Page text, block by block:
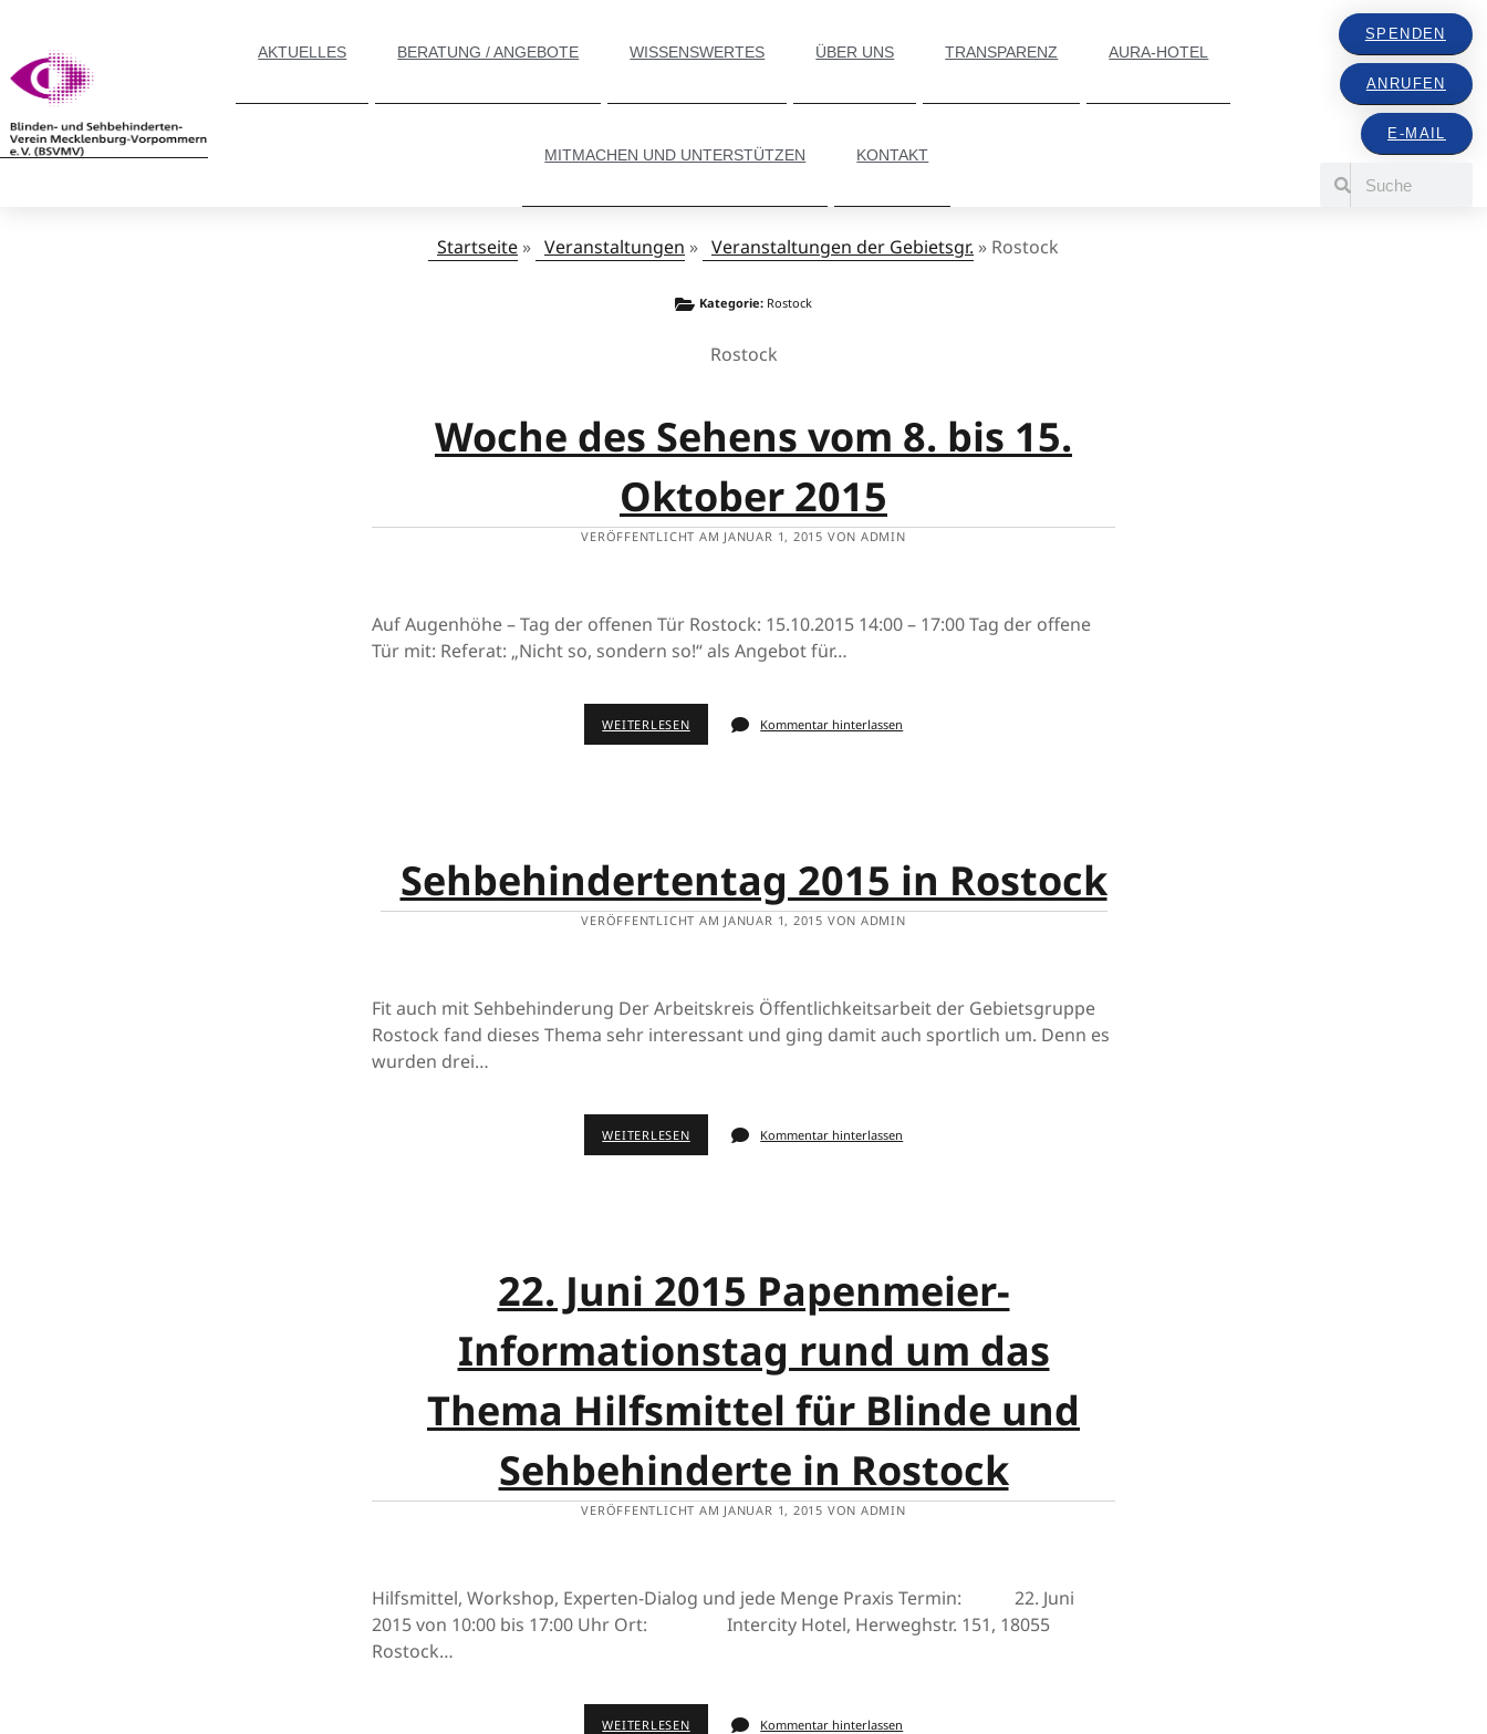
AKTUELLES BERATUNG / ANGEBOTE WISSENSWERTES ÜBER UNS TRANSPARENZ AURA-HOTEL
MITMACHEN UND UNTERSTÜTZEN KONTAKT
SPENDEN
ANRUFEN
E-MAIL
Startseite » Veranstaltungen » Veranstaltungen der Gebietsgr. » Rostock
Kategorie: Rostock
Rostock
Woche des Sehens vom 8. bis 15.
Oktober 2015
VERÖFFENTLICHT AM JANUAR 1, 2015 VON ADMIN
Auf Augenhöhe – Tag der offenen Tür Rostock: 15.10.2015 14:00 – 17:00 Tag der offene
Tür mit: Referat: „Nicht so, sondern so!“ als Angebot für…
WEITERLESEN Kommentar hinterlassen
Sehbehindertentag 2015 in Rostock
VERÖFFENTLICHT AM JANUAR 1, 2015 VON ADMIN
Fit auch mit Sehbehinderung Der Arbeitskreis Öffentlichkeitsarbeit der Gebietsgruppe
Rostock fand dieses Thema sehr interessant und ging damit auch sportlich um. Denn es
wurden drei…
WEITERLESEN Kommentar hinterlassen
22. Juni 2015 Papenmeier-
Informationstag rund um das
Thema Hilfsmittel für Blinde und
Sehbehinderte in Rostock
VERÖFFENTLICHT AM JANUAR 1, 2015 VON ADMIN
Hilfsmittel, Workshop, Experten-Dialog und jede Menge Praxis Termin: 22. Juni
2015 von 10:00 bis 17:00 Uhr Ort: Intercity Hotel, Herweghstr. 151, 18055
Rostock…
WEITERLESEN Kommentar hinterlassen